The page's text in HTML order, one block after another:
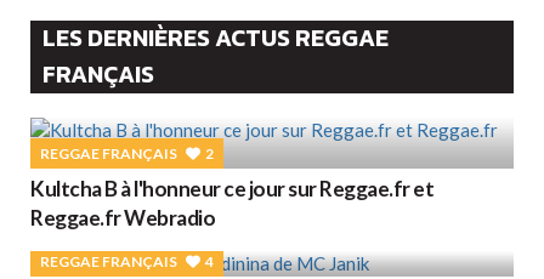
LES DERNIÈRES ACTUS REGGAE
FRANÇAIS
REGGAE FRANÇAIS 2
Kultcha B à l'honneur ce jour sur Reggae.fr et
Reggae.fr Webradio
REGGAE FRANÇAIS 4